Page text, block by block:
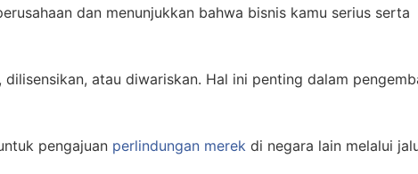
dan menunjukkan bahwa bisnis kamu serius serta
atau diwariskan. Hal ini penting dalam
pengajuan perlindungan merek di negara lain melalui